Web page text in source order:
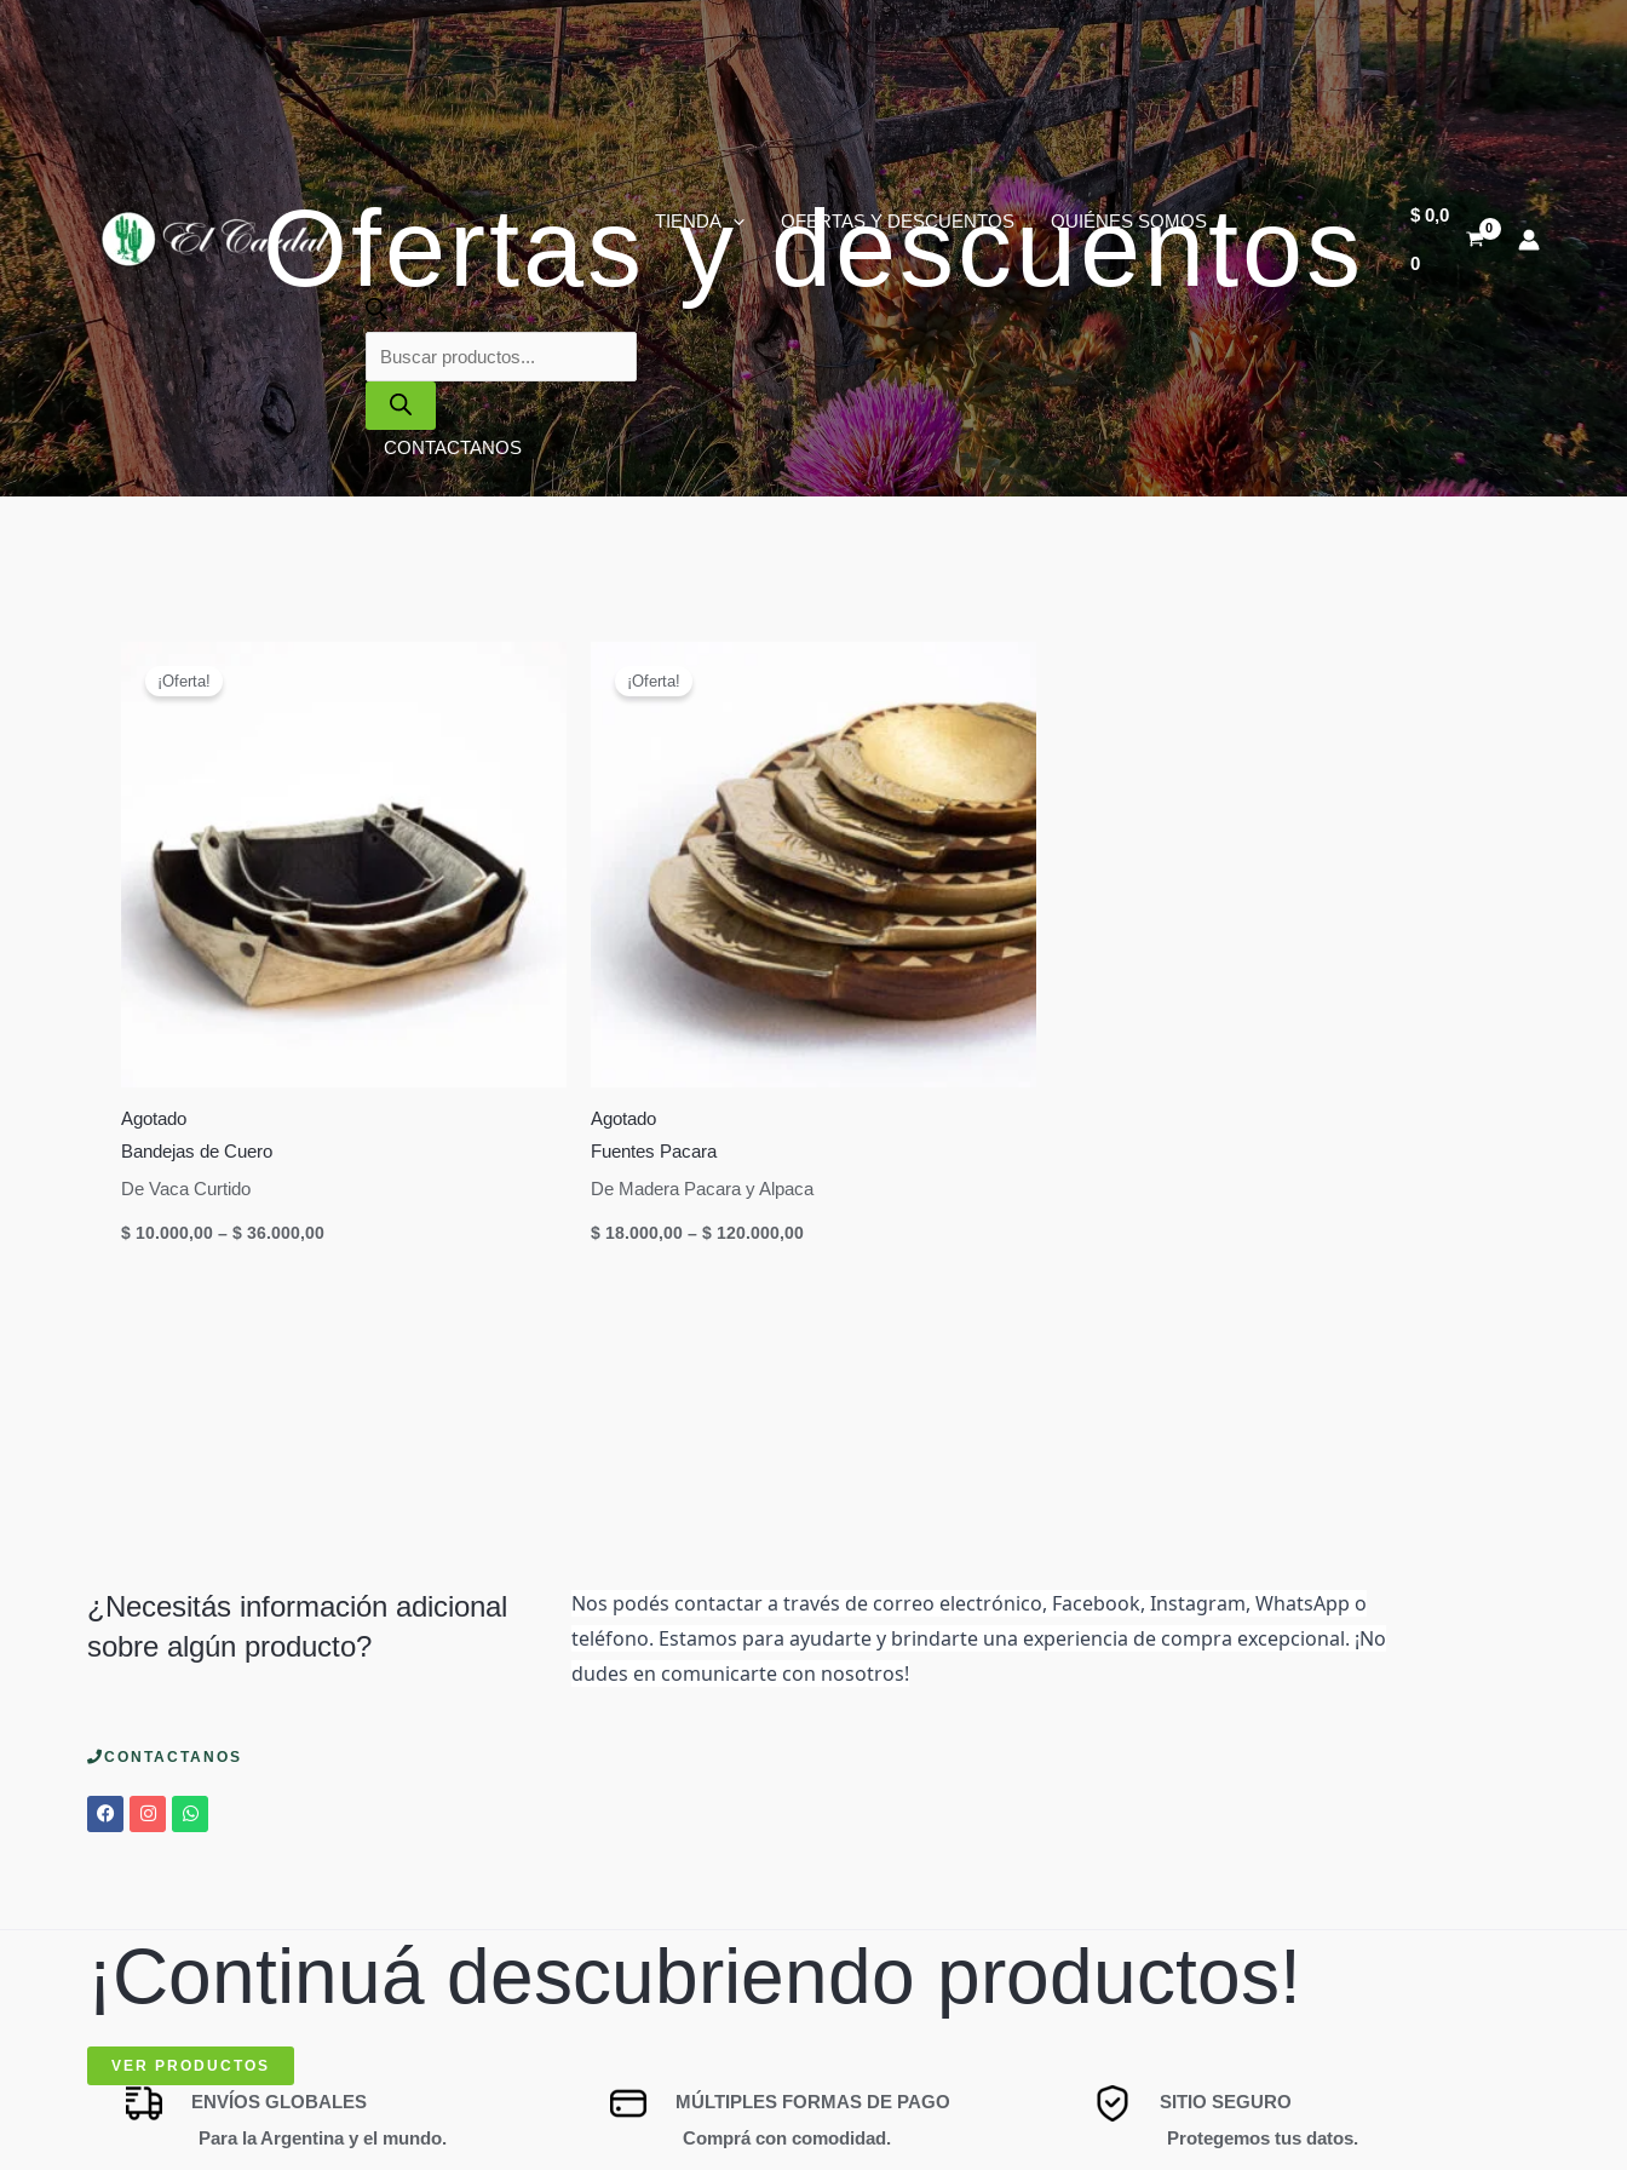
TIENDA OFERTAS Y DESCUENTOS QUIÉNES SOMOS
CONTACTANOS
$0,0
0
Ofertas y descuentos
Agotado
¡Oferta!
Bandejas de Cuero
De Vaca Curtido
$ 10.000,00 – $ 36.000,00
Agotado
¡Oferta!
Fuentes Pacara
De Madera Pacara y Alpaca
$ 18.000,00 – $ 120.000,00
¿Necesitás información adicional
sobre algún producto?
CONTACTANOS
Nos podés contactar a través de correo electrónico, Facebook, Instagram, WhatsApp o
teléfono. Estamos para ayudarte y brindarte una experiencia de compra excepcional. ¡No
dudes en comunicarte con nosotros!
¡Continuá descubriendo productos!
VER PRODUCTOS
ENVÍOS GLOBALES
Para la Argentina y el mundo.
MÚLTIPLES FORMAS DE PAGO
Comprá con comodidad.
SITIO SEGURO
Protegemos tus datos.